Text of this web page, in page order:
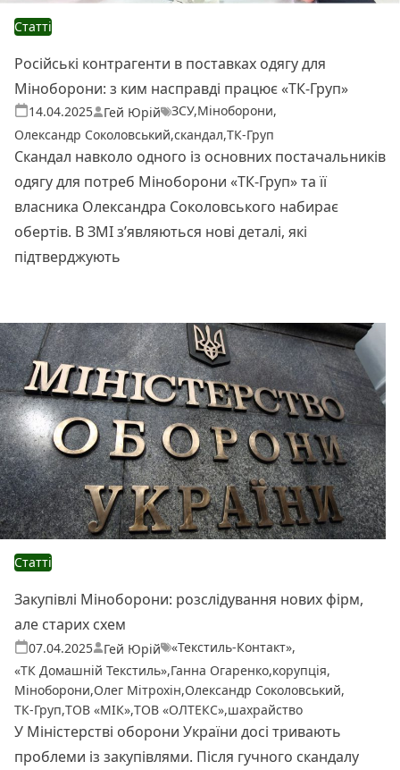
Статті
Російські контрагенти в поставках одягу для
Міноборони: з ким насправді працює «ТК-Груп»
14.04.2025Опубліковано
Гей Юрій
Теги: ЗСУ,Міноборони,
Олександр Соколовський,скандал,ТК-Груп
Скандал навколо одного із основних постачальників
одягу для потреб Міноборони «ТК-Груп» та її
власника Олександра Соколовського набирає
обертів. В ЗМІ з’являються нові деталі, які
підтверджують
Статті
Закупівлі Міноборони: розслідування нових фірм,
але старих схем
07.04.2025Опубліковано
Гей Юрій
Теги: «Текстиль-Контакт»,
«ТК Домашній Текстиль»,Ганна Огаренко,корупція,
Міноборони,Олег Мітрохін,Олександр Соколовський,
ТК-Груп,ТОВ «МІК»,ТОВ «ОЛТЕКС»,шахрайство
У Міністерстві оборони України досі тривають
проблеми із закупівлями. Після гучного скандалу